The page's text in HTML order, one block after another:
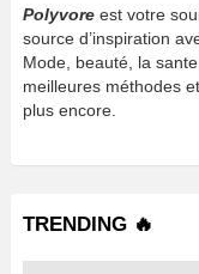
Polyvore est votre
source d’inspiration
Mode, beauté, la
meilleures méthodes
plus encore.
TRENDING 🔥